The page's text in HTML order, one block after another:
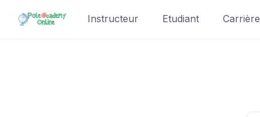
Instructeur Etudiant Carrière